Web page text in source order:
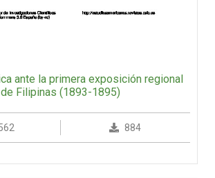
ante la primera exposición regional
de Filipinas (1893-1895)
884